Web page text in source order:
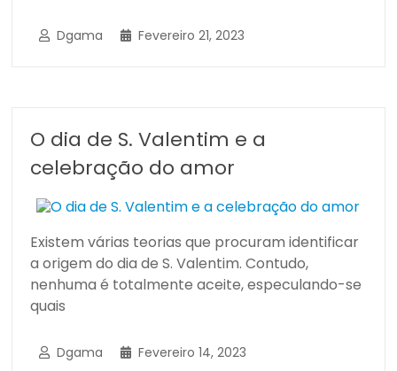
Dgama Fevereiro 21, 2023
O dia de S. Valentim e a
celebração do amor
Existem várias teorias que procuram identificar
a origem do dia de S. Valentim. Contudo,
nenhuma é totalmente aceite, especulando-se
quais
Dgama Fevereiro 14, 2023